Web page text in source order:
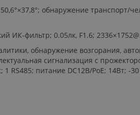
обнаружение транспорт/
ИК-фильтр; 0.05лк, F1.6;
обнаружение возгорания,
сигнализация с
питание DC12В/PoE; 14Вт; -30